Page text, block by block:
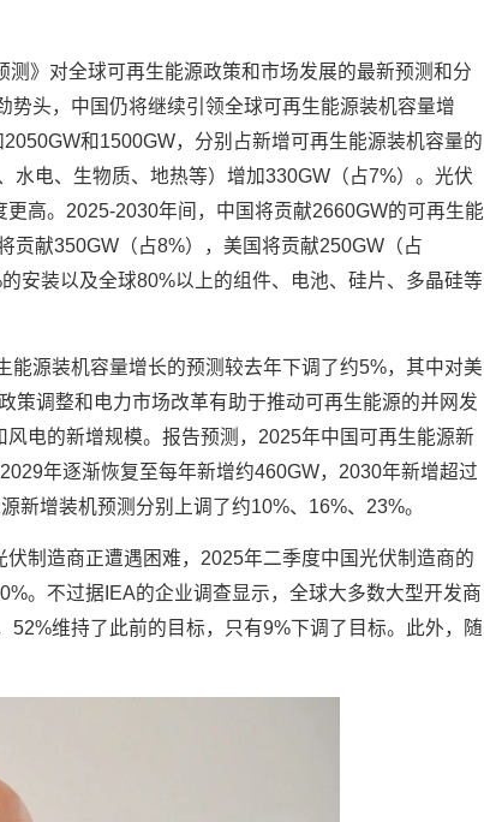
》对全球可再生能源政策和市场发展的最新预测和分
头，中国仍将继续引领全球可再生能源装机容量增
和1500GW，分别占新增可再生能源装机容量的
水电、生物质、地热等）增加330GW（占7%）。光伏
高。2025-2030年间，中国将贡献2660GW的可再生能
贡献350GW（占8%），美国将贡献250GW（占
安装以及全球80%以上的组件、电池、硅片、多晶硅等
源装机容量增长的预测较去年下调了约5%，其中对美
策调整和电力市场改革有助于推动可再生能源的并网发
电的新增规模。报告预测，2025年中国可再生能源新
年逐渐恢复至每年新增约460GW，2030年新增超过
新增装机预测分别上调了约10%、16%、23%。
制造商正遭遇困难，2025年二季度中国光伏制造商的
。不过据IEA的企业调查显示，全球大多数大型开发商
维持了此前的目标，只有9%下调了目标。此外，随